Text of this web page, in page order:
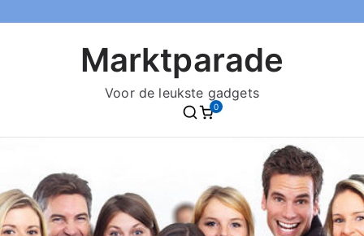
Marktparade
Voor de leukste gadgets
0